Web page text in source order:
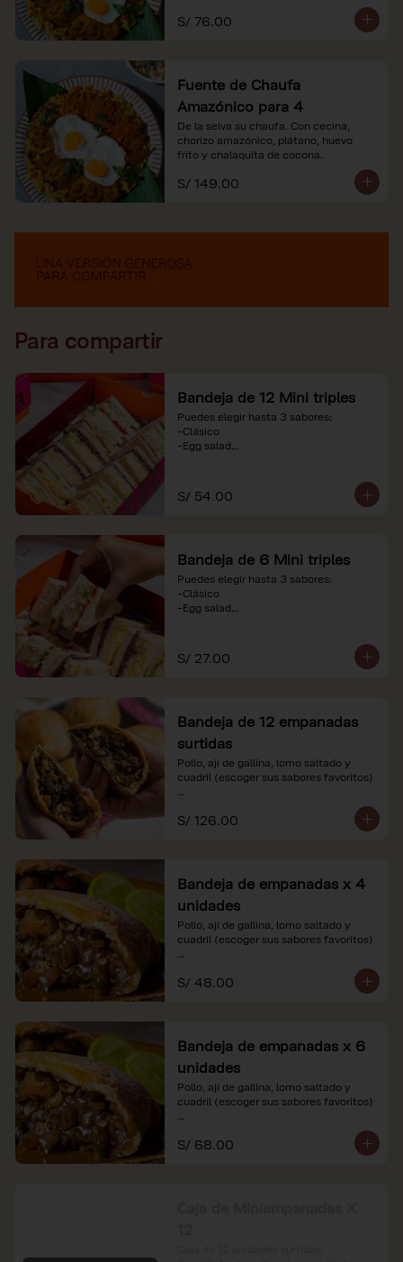
*Imágenes referenciales.
*Nuestros precios están expresados en
S/ 76.00
Fuente de Chaufa
Amazónico para 4
De la selva su chaufa. Con cecina,
chorizo amazónico, plátano, huevo
frito y chalaquita de cocona.
S/ 149.00
Para compartir
Bandeja de 12 Mini triples
Puedes elegir hasta 3 sabores:
-Clásico
-Egg salad
referenciales.
S/ 54.00
Bandeja de 6 Mini triples
Puedes elegir hasta 3 sabores:
-Clásico
-Egg salad
referenciales.
S/ 27.00
Bandeja de 12 empanadas
surtidas
Pollo, ají de gallina, lomo saltado y
cuadril (escoger sus sabores favoritos)
*Nuestros precios están expresados en
soles e incluyen impuestos de ley y
S/ 126.00
Bandeja de empanadas x 4
unidades
Pollo, ají de gallina, lomo saltado y
cuadril (escoger sus sabores favoritos)
*Nuestros precios están expresados en
soles e incluyen impuestos de ley y
S/ 48.00
Bandeja de empanadas x 6
unidades
Pollo, ají de gallina, lomo saltado y
cuadril (escoger sus sabores favoritos)
*Nuestros precios están expresados en
soles e incluyen impuestos de ley y
S/ 68.00